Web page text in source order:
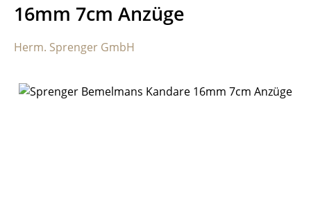
16mm 7cm Anzüge
Herm. Sprenger GmbH
Bildergalerie überspringen